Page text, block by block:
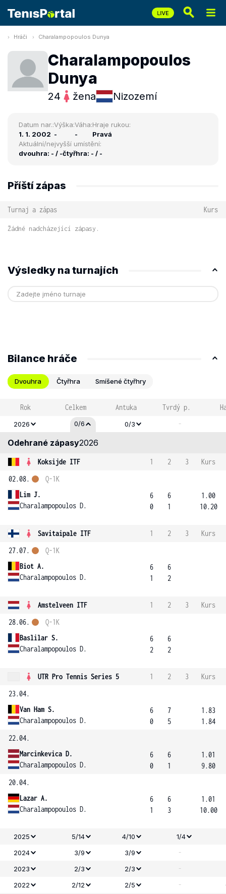
Hráči Charalampopoulos Dunya
Charalampopoulos
Dunya
24 žena Nizozemí
Datum nar.:
1. 1. 2002
Výška:
-
Váha:
-
Hraje rukou:
Pravá
Aktuální/nejvyšší umístění:
dvouhra: - / -čtyřhra: - / -
Příští zápas
Turnaj a zápas Kurs
Žádné nadcházející zápasy.
Výsledky na turnajích
Bilance hráče
Dvouhra Čtyřhra Smíšené čtyřhry
Rok Celkem Antuka Tvrdý p.
2026 0/6 0/3 -
Odehrané zápasy2026
Koksijde ITF 1 2 3
Kurs
02.08.
Lim J.
Charalampopoulos D.
Q-1K
6
0
6
1
1.00
10.20
Savitaipale ITF 1 2 3
Kurs
27.07.
Biot A.
Charalampopoulos D.
Q-1K
6
1
6
2
Amstelveen ITF 1 2 3
Kurs
28.06.
Baslilar S.
Charalampopoulos D.
Q-1K
6
2
6
2
UTR Pro Tennis Series 5 1 2 3
Kurs
23.04.
Van Ham S.
Charalampopoulos D.
6
0
7
5
1.83
1.84
22.04.
Marcinkevica D.
Charalampopoulos D.
6
0
6
1
1.01
9.80
20.04.
Lazar A.
Charalampopoulos D.
6
1
6
3
1.01
10.00
2025 5/14 4/10
1/4
2024
3/9 3/9 -
2023 2/3 2/3 -
2022 2/12 2/5 -